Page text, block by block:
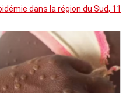
dans la région du Sud, 11